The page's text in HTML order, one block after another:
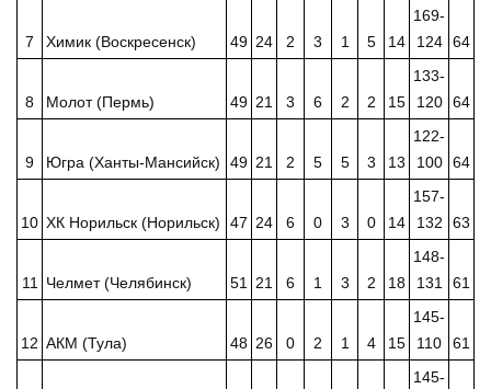
7 Химик (Воскресенск) 49 24 2 3 1 5 14
169-
124 64
8 Молот (Пермь) 49 21 3 6 2 2 15
133-
120 64
9 Югра (Ханты-Мансийск) 49 21 2 5 5 3 13
122-
100 64
10 ХК Норильск (Норильск) 47 24 6 0 3 0 14
157-
132
63
11 Челмет (Челябинск) 51 21 6 1 3 2 18
148-
131
61
12 АКМ (Тула) 48 26 0 2 1 4 15
145-
110
61
145-